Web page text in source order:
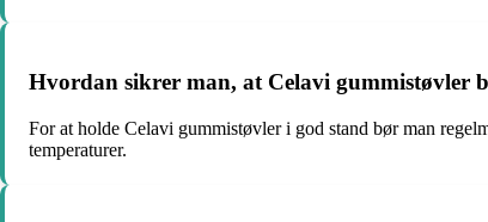
Hvordan sikrer man, at Celavi gummistøvler
For at holde Celavi gummistøvler i god stand bør man
temperaturer.